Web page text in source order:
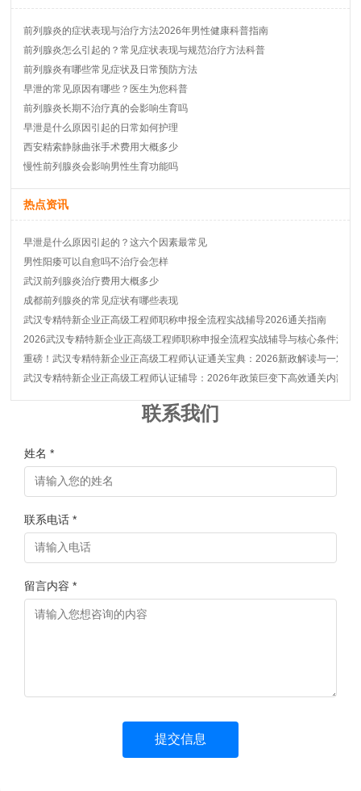
前列腺炎的症状表现与治疗方法2026年男性健康科普指南
前列腺炎怎么引起的？常见症状表现与规范治疗方法科普
前列腺炎有哪些常见症状及日常预防方法
早泄的常见原因有哪些？医生为您科普
前列腺炎长期不治疗真的会影响生育吗
早泄是什么原因引起的日常如何护理
西安精索静脉曲张手术费用大概多少
慢性前列腺炎会影响男性生育功能吗
热点资讯
早泄是什么原因引起的？这六个因素最常见
男性阳痿可以自愈吗不治疗会怎样
武汉前列腺炎治疗费用大概多少
成都前列腺炎的常见症状有哪些表现
武汉专精特新企业正高级工程师职称申报全流程实战辅导2026通关指南
2026武汉专精特新企业正高级工程师职称申报全流程实战辅导与核心条件深度
重磅！武汉专精特新企业正高级工程师认证通关宝典：2026新政解读与一对一
武汉专精特新企业正高级工程师认证辅导：2026年政策巨变下高效通关内部秘
联系我们
姓名 *
联系电话 *
留言内容 *
提交信息